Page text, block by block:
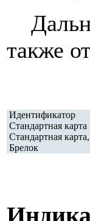
также
Идентификатор
Стандартная карта
Стандартная
Брелок